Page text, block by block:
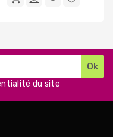
base
du site